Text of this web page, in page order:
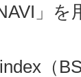
」
（